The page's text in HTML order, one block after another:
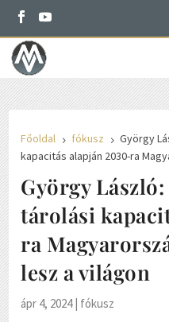
Főoldal 5 fókusz 5 György
kapacitás alapján 2030-ra
György
tárolási
ra
lesz a világon
ápr 4, 2024| fókusz